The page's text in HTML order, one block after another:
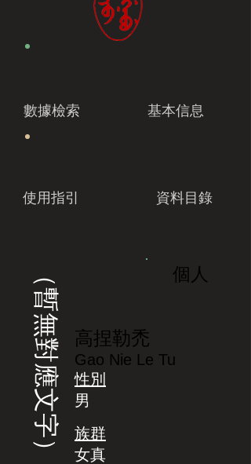
數據檢索 基本信息
使用指引 資料目錄
（暫無對應文字） 個人
高捏勒禿
Gao Nie Le Tu
性別
男
族群
女真